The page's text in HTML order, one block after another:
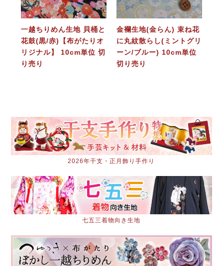
一越ちりめん生地 貝桶と
花鼓(黒/赤)【布がたりオ
リジナル】 10cm単位 切
り売り
金襴生地(金らん) 束ね花
に丸紋散らし(ミントグリ
ーン/ブルー) 10cm単位
切り売り
2026年干支・正月飾り手作り
七五三着物向き生地